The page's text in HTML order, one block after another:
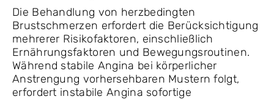
Die Behandlung von herzbedingten
Brustschmerzen erfordert die Berücksichtigung
mehrerer Risikofaktoren, einschließlich
Ernährungsfaktoren und Bewegungsroutinen.
Während stabile Angina bei körperlicher
Anstrengung vorhersehbaren Mustern folgt,
erfordert instabile Angina sofortige